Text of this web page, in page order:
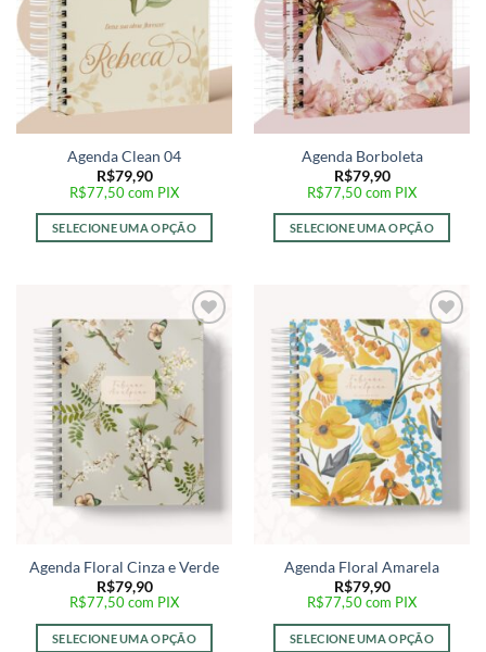
Agenda Clean 04
R$79,90
R$77,50com PIX
SELECIONE UMA OPÇÃO
Agenda Borboleta
R$79,90
R$77,50com PIX
SELECIONE UMA OPÇÃO
Adicionar
a lista de
desejos
Agenda Floral Cinza e Verde
R$79,90
R$77,50com PIX
SELECIONE UMA OPÇÃO
Adicionar
a lista de
desejos
Agenda Floral Amarela
R$79,90
R$77,50com PIX
SELECIONE UMA OPÇÃO